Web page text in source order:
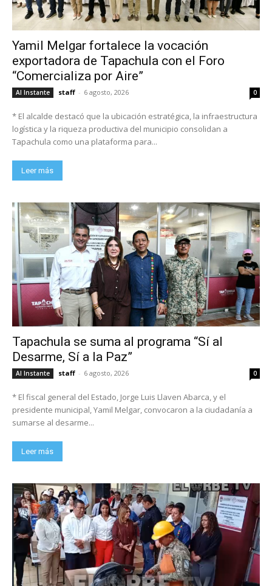
Yamil Melgar fortalece la vocación
exportadora de Tapachula con el Foro
“Comercializa por Aire”
Al Instante staff - 6 agosto, 2026 0
* El alcalde destacó que la ubicación estratégica, la infraestructura
logística y la riqueza productiva del municipio consolidan a
Tapachula como una plataforma para...
Leer más
Tapachula se suma al programa “Sí al
Desarme, Sí a la Paz”
Al Instante staff - 6 agosto, 2026 0
* El fiscal general del Estado, Jorge Luis Llaven Abarca, y el
presidente municipal, Yamil Melgar, convocaron a la ciudadanía a
sumarse al desarme...
Leer más